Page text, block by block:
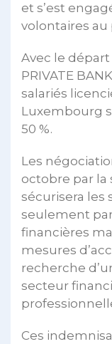
et s’est
volontaires au
Avec le
PRIVATE
salariés
Luxembourg
50 %.
Les
octobre par la
sécurisera les
seulement
financières
mesures
recherche
secteur
Ces